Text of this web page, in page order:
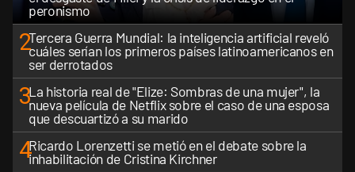
peronismo
2Tercera Guerra Mundial: la inteligencia artificial reveló
cuáles serían los primeros países latinoamericanos en
ser derrotados
3La historia real de "Elize: Sombras de una mujer", la
nueva película de Netflix sobre el caso de una esposa
que descuartizó a su marido
4Ricardo Lorenzetti se metió en el debate sobre la
inhabilitación de Cristina Kirchner